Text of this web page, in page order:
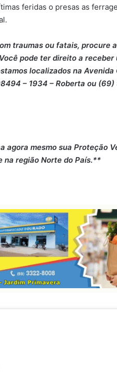
feridas o presas as
traumas ou fatais, procure
pode ter direito a
localizados na Avenida
– 1934 – Roberta ou (69)
agora mesmo sua Proteção
na região Norte do País.**